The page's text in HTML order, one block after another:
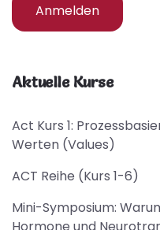
Anmelden
Aktuelle Kurse
Act Kurs 1:
Werten (Values)
ACT Reihe (Kurs 1-6)
Mini-Symposium:
Hormone und